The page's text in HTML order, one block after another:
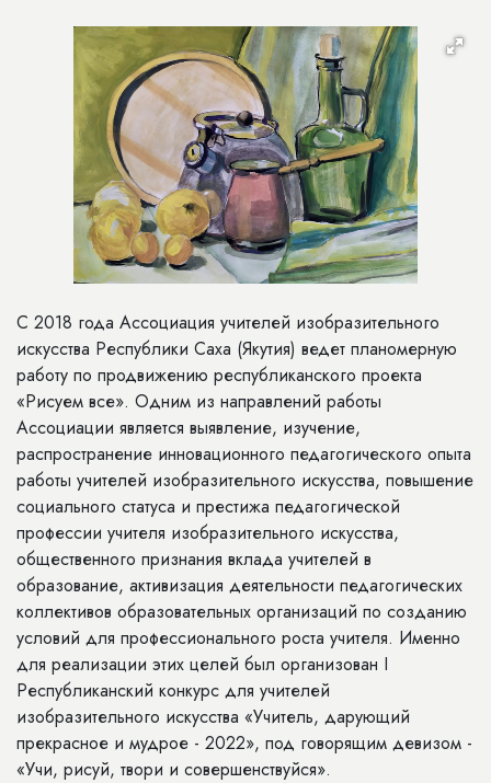
С 2018 года Ассоциация учителей изобразительного
искусства Республики Саха (Якутия) ведет планомерную
работу по продвижению республиканского проекта
«Рисуем все». Одним из направлений работы
Ассоциации является выявление, изучение,
распространение инновационного педагогического опыта
работы учителей изобразительного искусства, повышение
социального статуса и престижа педагогической
профессии учителя изобразительного искусства,
общественного признания вклада учителей в
образование, активизация деятельности педагогических
коллективов образовательных организаций по созданию
условий для профессионального роста учителя. Именно
для реализации этих целей был организован I
Республиканский конкурс для учителей
изобразительного искусства «Учитель, дарующий
прекрасное и мудрое - 2022», под говорящим девизом -
«Учи, рисуй, твори и совершенствуйся».